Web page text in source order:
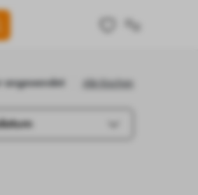
Alle löschen
angewendet